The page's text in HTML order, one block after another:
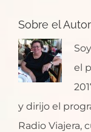
Sobre el
el
y dirijo el
Radio Viajera,